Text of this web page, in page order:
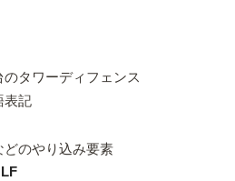
タワーディフェンス
表記
どのやり込み要素